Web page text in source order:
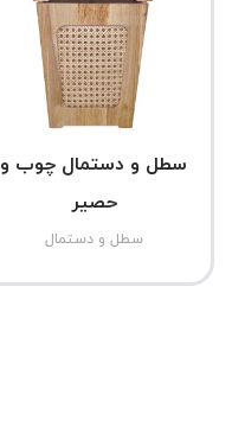
سطل و دستمال چوب و
حصیر
سطل و دستمال